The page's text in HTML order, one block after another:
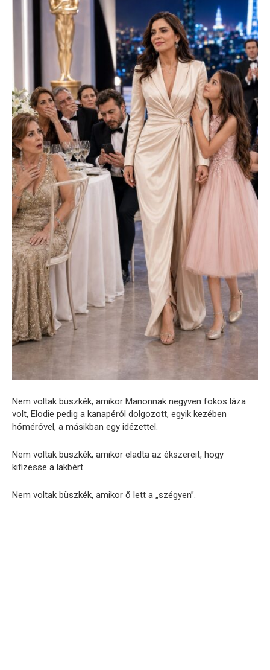
Nem voltak büszkék, amikor Manonnak negyven fokos láza
volt, Elodie pedig a kanapéról dolgozott, egyik kezében
hőmérővel, a másikban egy idézettel.
Nem voltak büszkék, amikor eladta az ékszereit, hogy
kifizesse a lakbért.
Nem voltak büszkék, amikor ő lett a „szégyen”.